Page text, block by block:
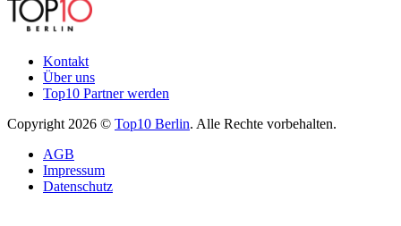
Kontakt
Über uns
Top10 Partner werden
Copyright 2026 © Top10 Berlin. Alle Rechte vorbehalten.
AGB
Impressum
Datenschutz